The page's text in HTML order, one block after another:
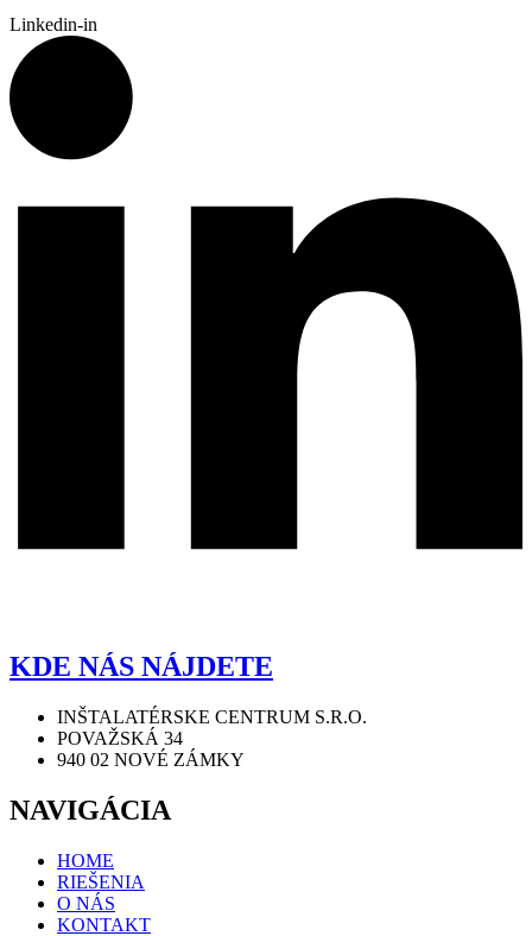
Linkedin-in
KDE NÁS NÁJDETE
INŠTALATÉRSKE CENTRUM S.R.O.
POVAŽSKÁ 34
940 02 NOVÉ ZÁMKY
NAVIGÁCIA
HOME
RIEŠENIA
O NÁS
KONTAKT